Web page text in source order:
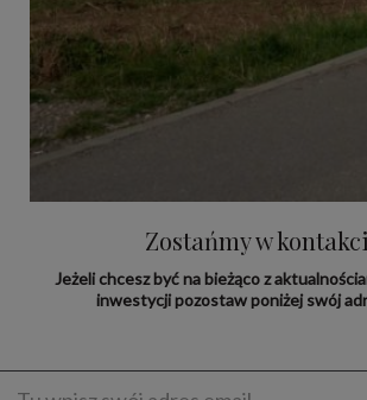
Zostańmy w
Jeżeli chcesz być na bieżąco z
inwestycji pozostaw poniżej swój